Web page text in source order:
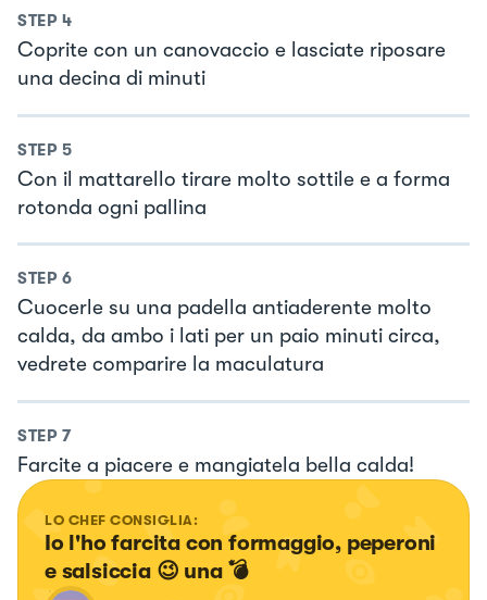
STEP 4
Coprite con un canovaccio e lasciate riposare
una decina di minuti
STEP 5
Con il mattarello tirare molto sottile e a forma
rotonda ogni pallina
STEP 6
Cuocerle su una padella antiaderente molto
calda, da ambo i lati per un paio minuti circa,
vedrete comparire la maculatura
STEP 7
Farcite a piacere e mangiatela bella calda!
LO CHEF CONSIGLIA:
Io l'ho farcita con formaggio, peperoni
e salsiccia 😉 una 💣